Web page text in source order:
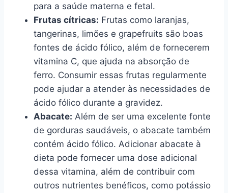
para a saúde materna e fetal.
Frutas cítricas: Frutas como laranjas,
tangerinas, limões e grapefruits são boas
fontes de ácido fólico, além de fornecerem
vitamina C, que ajuda na absorção de
ferro. Consumir essas frutas regularmente
pode ajudar a atender às necessidades de
ácido fólico durante a gravidez.
Abacate: Além de ser uma excelente fonte
de gorduras saudáveis, o abacate também
contém ácido fólico. Adicionar abacate à
dieta pode fornecer uma dose adicional
dessa vitamina, além de contribuir com
outros nutrientes benéficos, como potássio